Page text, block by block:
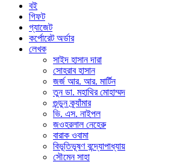
বই
গিফট
গ্যাজেট
কর্পোরেট অর্ডার
লেখক
সাইদ হাসান দারা
সোহরাব হাসান
জর্জ আর. আর. মার্টিন
তুন ডা. মহাথির মোহাম্মদ
গুন্ডুন ক্র্যাঁমার
ভি. এস. নাইপল
জওহরলাল নেহেরু
বারাক ওবামা
বিভূতিভূষণ বন্দ্যোপাধ্যায়
সৌমেন সাহা